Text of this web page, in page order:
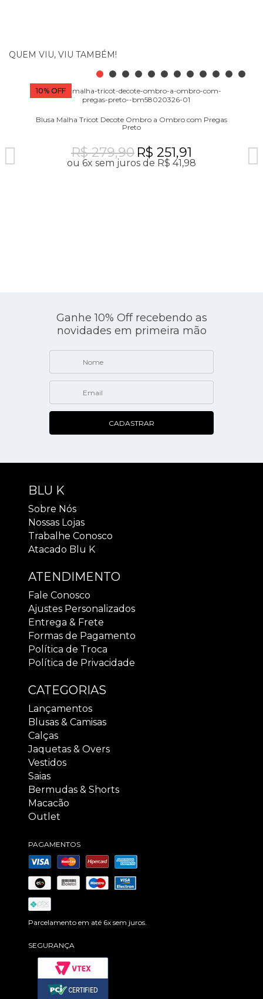
QUEM VIU, VIU TAMBÉM!
Blusa Malha Tricot Decote Ombro a Ombro com Pregas
Preto
R$ 279,90 R$ 251,91
ou 6x sem juros de R$ 41,98
10% OFF
Ganhe 10% Off recebendo as
novidades em primeira mão
CADASTRAR
BLU K
Sobre Nós
Nossas Lojas
Trabalhe Conosco
Atacado Blu K
ATENDIMENTO
Fale Conosco
Ajustes Personalizados
Entrega & Frete
Formas de Pagamento
Política de Troca
Política de Privacidade
CATEGORIAS
Lançamentos
Blusas & Camisas
Calças
Jaquetas & Overs
Vestidos
Saias
Bermudas & Shorts
Macacão
Outlet
PAGAMENTOS
Parcelamento em até 6x sem juros.
SEGURANÇA